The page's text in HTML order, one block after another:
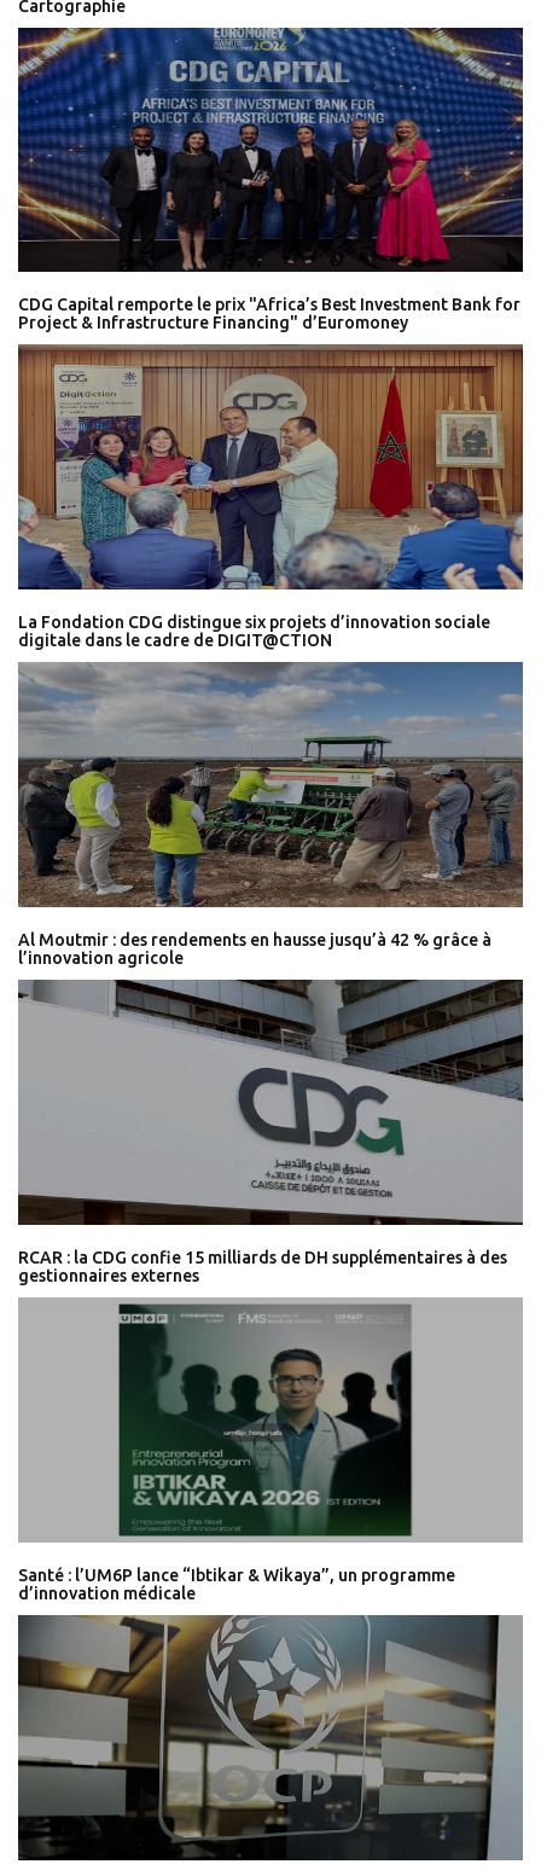
Cartographie
CDG Capital remporte le prix "Africa’s Best Investment Bank for
Project & Infrastructure Financing" d’Euromoney
La Fondation CDG distingue six projets d’innovation sociale
digitale dans le cadre de DIGIT@CTION
Al Moutmir : des rendements en hausse jusqu’à 42 % grâce à
l’innovation agricole
RCAR : la CDG confie 15 milliards de DH supplémentaires à des
gestionnaires externes
Santé : l’UM6P lance “Ibtikar & Wikaya”, un programme
d’innovation médicale